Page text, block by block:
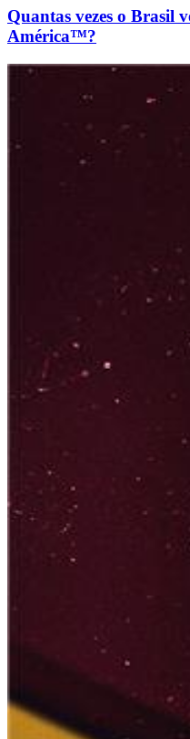
Quantas vezes o Brasil
América™?